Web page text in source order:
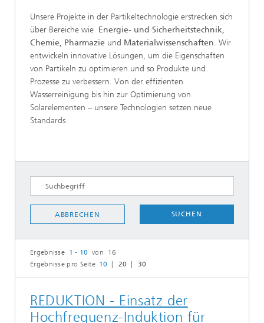
Unsere Projekte in der Partikeltechnologie erstrecken sich
über Bereiche wie Energie- und Sicherheitstechnik,
Chemie, Pharmazie und Materialwissenschaften. Wir
entwickeln innovative Lösungen, um die Eigenschaften
von Partikeln zu optimieren und so Produkte und
Prozesse zu verbessern. Von der effizienten
Wasserreinigung bis hin zur Optimierung von
Solarelementen – unsere Technologien setzen neue
Standards.
ABBRECHEN SUCHEN
Ergebnisse 1 - 10 von 16
Ergebnisse pro Seite 10 20 30
REDUKTION - Einsatz der
Hochfrequenz-Induktion für